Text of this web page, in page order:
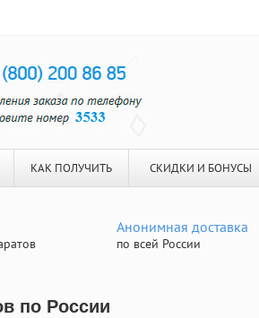
КАК ПОЛУЧИТЬ СКИДКИ И БОНУСЫ
Анонимная доставка
по всей России
по России